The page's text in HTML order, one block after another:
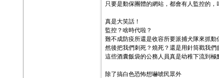
只要是動保團體的網站，都會有人監控的，
真是大笑話！
監控？啥時代啦？
難不成防疫所還是收容所要派捕犬隊來抓動
然後把我們刺死？燒死？還是用針筒戳我們
這些酒囊飯袋的公務人員真是幼稚下流到極
除了搞白色恐怖想嚇唬民眾外